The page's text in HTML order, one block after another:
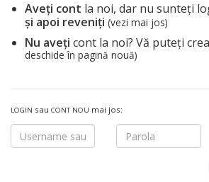
Aveți cont la noi, dar nu sunteți
și apoi reveniți (vezi mai jos)
Nu aveți cont la noi? Vă puteți
deschide în pagină nouă)
LOGIN sau CONT NOU mai jos: